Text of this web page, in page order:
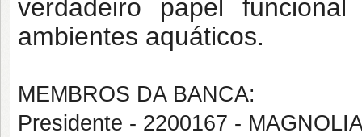
verdadeiro papel
ambientes aquáticos.
MEMBROS DA BANCA:
Presidente - 2200167 -